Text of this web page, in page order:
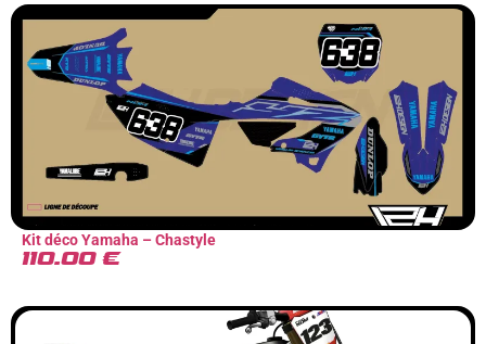
Kit déco Yamaha – Chastyle
110.00 €